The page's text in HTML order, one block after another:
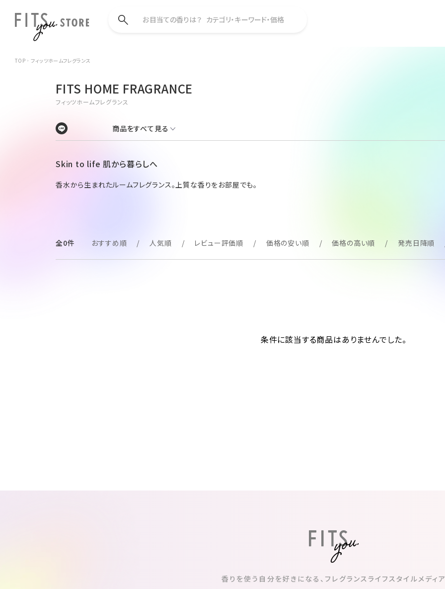
お目当ての香りは？ カテゴリ・キーワード・価格
TOP フィッツホームフレグランス
FITS HOME FRAGRANCE
フィッツホームフレグランス
商品をすべて見る
Skin to life 肌から暮らしへ
香水から生まれたルームフレグランス。上質な香りをお部屋でも。
全0件 おすすめ順 人気順 レビュー評価順 価格の安い順 価格の高い順 発売日降順
条件に該当する商品はありませんでした。
香りを使う自分を好きになる、 フレグランスライフスタイルメディ